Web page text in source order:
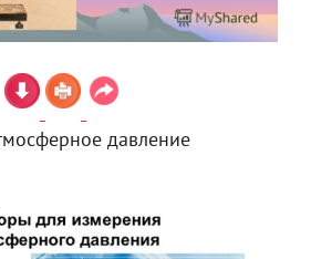
давление